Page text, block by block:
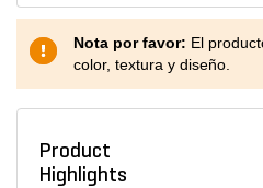
Nota por favor: El
color, textura y diseño.
Product
Highlights